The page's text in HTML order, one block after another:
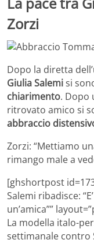
Zorzi
Dopo la diretta
Giulia Salemisi
chiarimento. Dopo
ritrovato amico si
abbraccio
Zorzi: “Mettiamo
rimango male a
[ghshortpost
Salemi ribadisce:
un’amica””
La modella italo-
settimanale contro